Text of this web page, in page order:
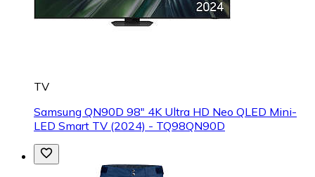
TV
Samsung QN90D 98" 4K Ultra HD Neo QLED Mini-
LED Smart TV (2024) - TQ98QN90D